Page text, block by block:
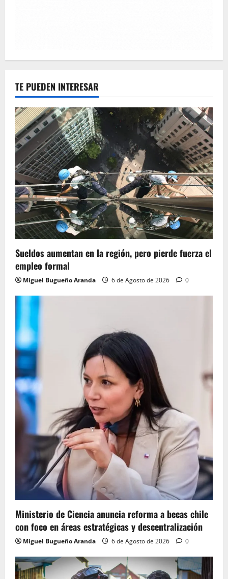
TE PUEDEN INTERESAR
Sueldos aumentan en la región, pero pierde fuerza el
empleo formal
Miguel Bugueño Aranda 6 de Agosto de 2026 0
Ministerio de Ciencia anuncia reforma a becas chile
con foco en áreas estratégicas y descentralización
Miguel Bugueño Aranda 6 de Agosto de 2026 0